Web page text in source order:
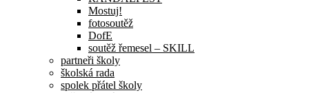
Mostuj!
fotosoutěž
DofE
soutěž řemesel – SKILL
partneři školy
školská rada
spolek přátel školy